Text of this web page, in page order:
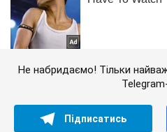
Не набридаємо! Тільки
Підписатись